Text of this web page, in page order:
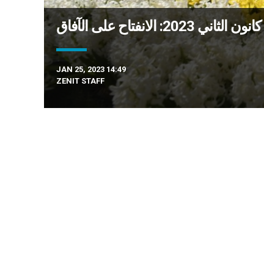
JAN 25, 2023 14:49
ZENIT STAFF